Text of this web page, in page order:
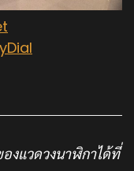
งแวดวงนาฬิกาได้ที่